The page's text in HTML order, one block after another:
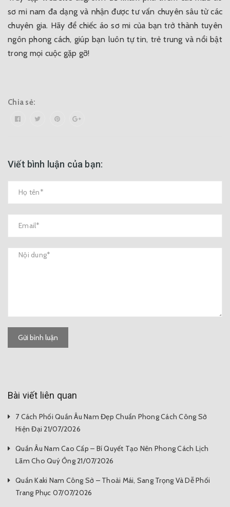
sơ mi nam đa dạng và nhận được tư vấn chuyên sâu từ các
chuyên gia. Hãy để chiếc áo sơ mi của bạn trở thành tuyên
ngôn phong cách, giúp bạn luôn tự tin, trẻ trung và nổi bật
trong mọi cuộc gặp gỡ!
Chia sẻ:
Viết bình luận của bạn:
Gửi bình luận
Bài viết liên quan
7 Cách Phối Quần Âu Nam Đẹp Chuẩn Phong Cách Công Sở
Hiện Đại 21/07/2026
Quần Âu Nam Cao Cấp – Bí Quyết Tạo Nên Phong Cách Lịch
Lãm Cho Quý Ông 21/07/2026
Quần Kaki Nam Công Sở – Thoải Mái, Sang Trọng Và Dễ Phối
Trang Phục 07/07/2026